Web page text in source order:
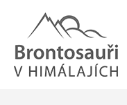
navigation
Back
to